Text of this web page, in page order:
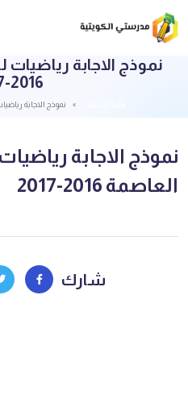
نموذج الاجابة
2016-2017
نموذج الاجابة رياضيات
نموذج الاجابة
العاصمة 2016-2017
شارك